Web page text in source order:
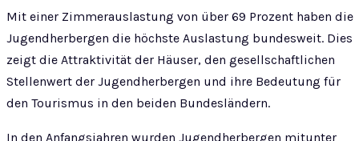
Mit einer Zimmerauslastung von über 69 Prozent haben die
Jugendherbergen die höchste Auslastung bundesweit. Dies
zeigt die Attraktivität der Häuser, den gesellschaftlichen
Stellenwert der Jugendherbergen und ihre Bedeutung für
den Tourismus in den beiden Bundesländern.
In den Anfangsjahren wurden Jugendherbergen mitunter